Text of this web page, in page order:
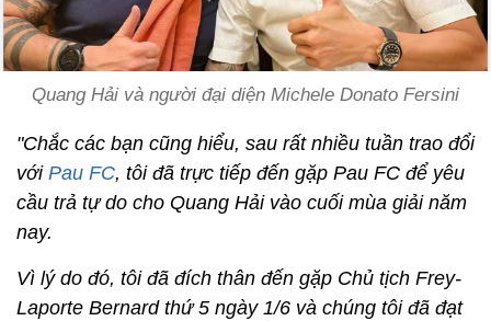
Quang Hải và người đại diện Michele Donato Fersini
"Chắc các bạn cũng hiểu, sau rất nhiều tuần trao đổi
với Pau FC, tôi đã trực tiếp đến gặp Pau FC để yêu
cầu trả tự do cho Quang Hải vào cuối mùa giải năm
nay.
Vì lý do đó, tôi đã đích thân đến gặp Chủ tịch Frey-
Laporte Bernard thứ 5 ngày 1/6 và chúng tôi đã đạt